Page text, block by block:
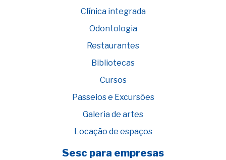
Clínica integrada
Odontologia
Restaurantes
Bibliotecas
Cursos
Passeios e Excursões
Galeria de artes
Locação de espaços
Sesc para empresas